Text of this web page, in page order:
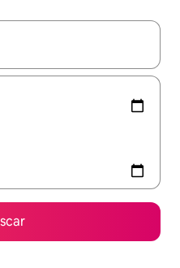
disponíveis, explore-os